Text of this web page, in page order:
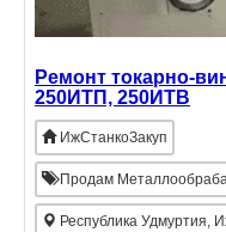
Ремонт токарно-
250ИТП, 250ИТВ
ИжСтанкоЗакуп
Продам
Республика Удмуртия,